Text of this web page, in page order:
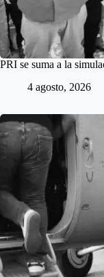
PRI se suma a la
4 agosto, 2026